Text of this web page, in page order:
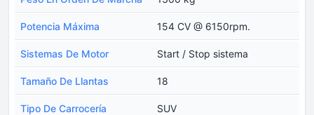
Potencia Máxima 154 CV @ 6150rpm.
Sistemas De Motor Start / Stop sistema
Tamaño De Llantas 18
Tipo De Carrocería SUV